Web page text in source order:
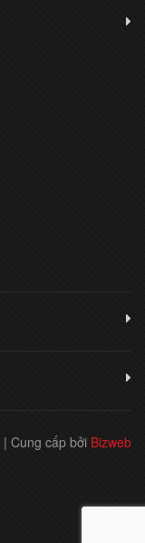
| Cung cấp bởi Bizweb